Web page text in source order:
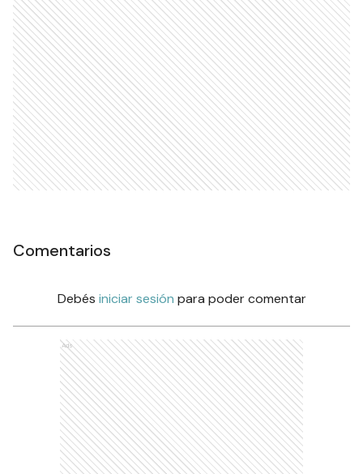
Comentarios
Debés iniciar sesión para poder comentar
Ads